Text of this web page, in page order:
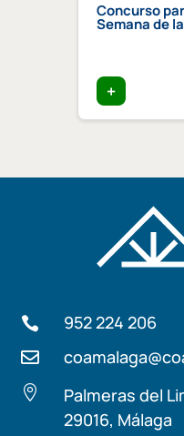
Concurso
Semana de
+
 952 224 206


Palmeras del
29016, Málaga